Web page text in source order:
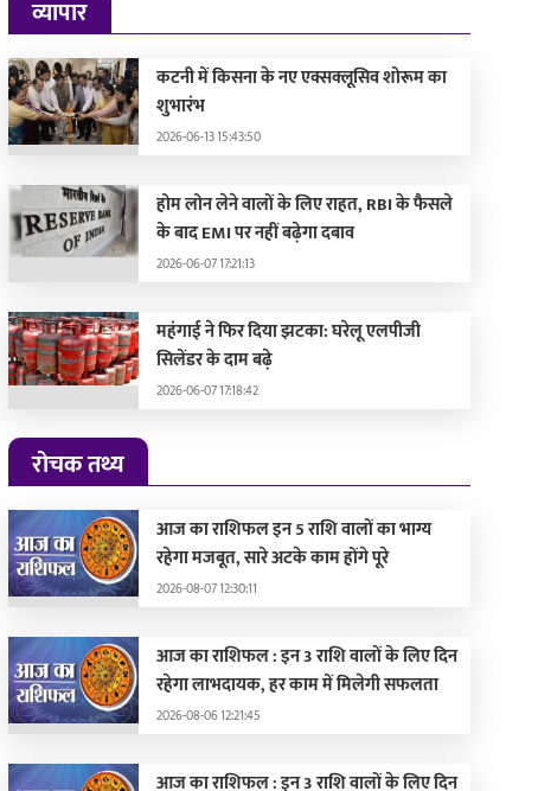
व्यापार
कटनी में किसना के नए एक्सक्लूसिव शोरूम का
शुभारंभ
2026-06-13 15:43:50
होम लोन लेने वालों के लिए राहत, RBI के फैसले
के बाद EMI पर नहीं बढ़ेगा दबाव
2026-06-07 17:21:13
महंगाई ने फिर दिया झटका: घरेलू एलपीजी
सिलेंडर के दाम बढ़े
2026-06-07 17:18:42
रोचक तथ्य
आज का राशिफल इन 5 राशि वालों का भाग्य
रहेगा मजबूत, सारे अटके काम होंगे पूरे
2026-08-07 12:30:11
आज का राशिफल : इन 3 राशि वालों के लिए दिन
रहेगा लाभदायक, हर काम में मिलेगी सफलता
2026-08-06 12:21:45
आज का राशिफल : इन 3 राशि वालों के लिए दिन